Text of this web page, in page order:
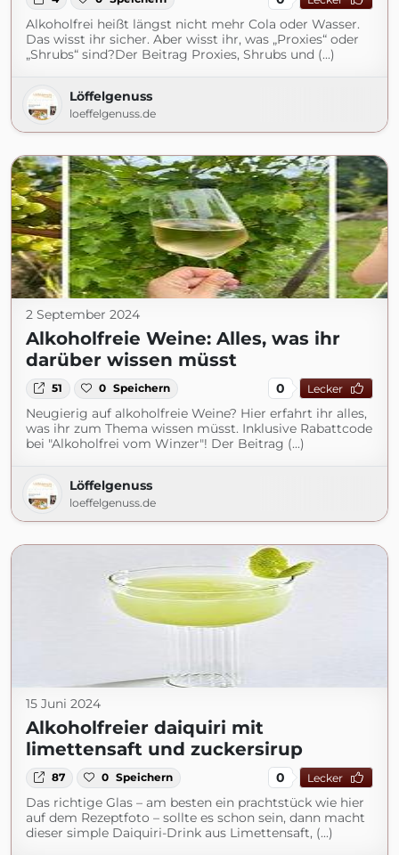
Alkoholfrei heißt längst nicht mehr Cola oder Wasser.
Das wisst ihr sicher. Aber wisst ihr, was „Proxies“ oder
„Shrubs“ sind?Der Beitrag Proxies, Shrubs und (...)
Löffelgenuss
loeffelgenuss.de
2 September 2024
Alkoholfreie Weine: Alles, was ihr
darüber wissen müsst
51 0 Speichern 0 Lecker
Neugierig auf alkoholfreie Weine? Hier erfahrt ihr alles,
was ihr zum Thema wissen müsst. Inklusive Rabattcode
bei "Alkoholfrei vom Winzer"! Der Beitrag (...)
Löffelgenuss
loeffelgenuss.de
15 Juni 2024
Alkoholfreier daiquiri mit
limettensaft und zuckersirup
87 0 Speichern 0 Lecker
Das richtige Glas – am besten ein prachtstück wie hier
auf dem Rezeptfoto – sollte es schon sein, dann macht
dieser simple Daiquiri-Drink aus Limettensaft, (...)